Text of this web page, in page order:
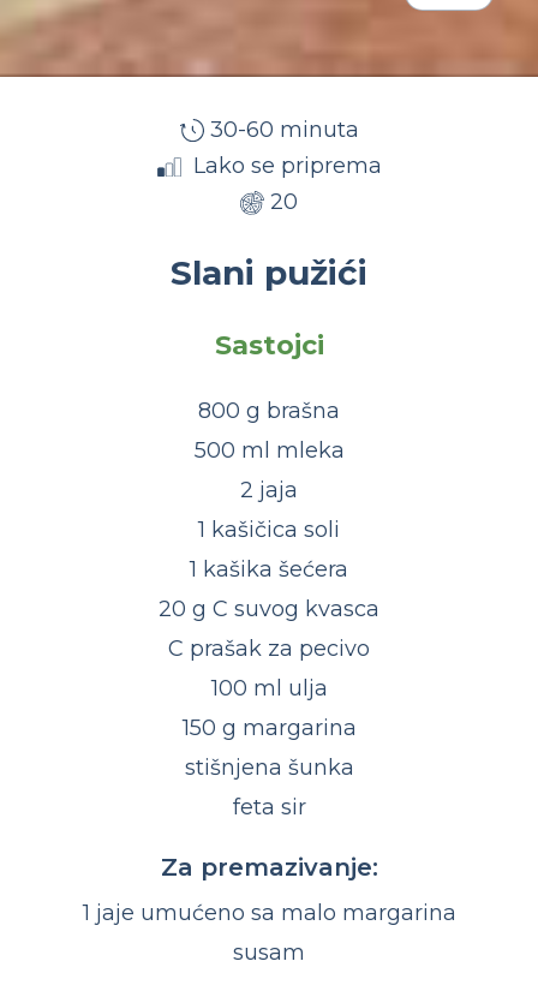
30-60 minuta
Lako se priprema
20
Slani pužići
Sastojci
800 g brašna
500 ml mleka
2 jaja
1 kašičica soli
1 kašika šećera
20 g C suvog kvasca
C prašak za pecivo
100 ml ulja
150 g margarina
stišnjena šunka
feta sir
Za premazivanje:
1 jaje umućeno sa malo margarina
susam